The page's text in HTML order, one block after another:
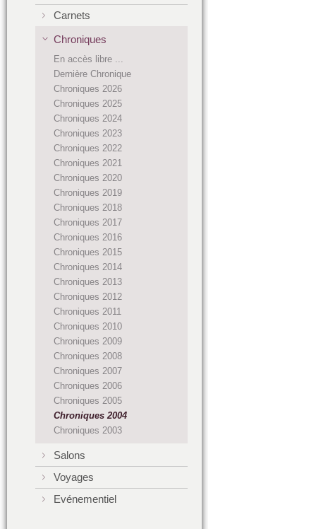
Carnets
Chroniques
En accès libre ...
Dernière Chronique
Chroniques 2026
Chroniques 2025
Chroniques 2024
Chroniques 2023
Chroniques 2022
Chroniques 2021
Chroniques 2020
Chroniques 2019
Chroniques 2018
Chroniques 2017
Chroniques 2016
Chroniques 2015
Chroniques 2014
Chroniques 2013
Chroniques 2012
Chroniques 2011
Chroniques 2010
Chroniques 2009
Chroniques 2008
Chroniques 2007
Chroniques 2006
Chroniques 2005
Chroniques 2004
Chroniques 2003
Salons
Voyages
Evénementiel